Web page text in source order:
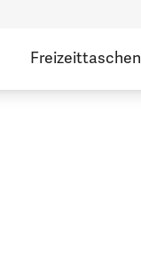
Freizeittaschen